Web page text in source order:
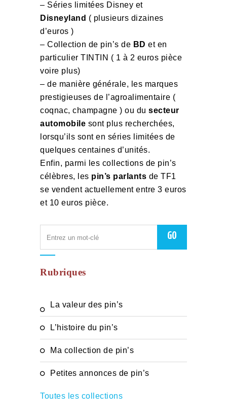
– Séries limitées Disney et
Disneyland ( plusieurs dizaines
d’euros )
– Collection de pin’s de BD et en
particulier TINTIN ( 1 à 2 euros pièce
voire plus)
– de manière générale, les marques
prestigieuses de l’agroalimentaire (
coqnac, champagne ) ou du secteur
automobile sont plus recherchées,
lorsqu’ils sont en séries limitées de
quelques centaines d’unités.
Enfin, parmi les collections de pin’s
célèbres, les pin’s parlants de TF1
se vendent actuellement entre 3 euros
et 10 euros pièce.
Rubriques
La valeur des pin’s
L’histoire du pin’s
Ma collection de pin’s
Petites annonces de pin’s
Toutes les collections